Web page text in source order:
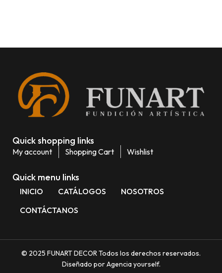
Quick shopping links
My account Shopping Cart Wishlist
Quick menu links
INICIO CATÁLOGOS
NOSOTROS
CONTÁCTANOS
© 2025 FUNART DECOR Todos los derechos reservados.
Diseñado por Agencia yourself.